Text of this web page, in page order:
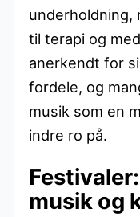
til terapi og
anerkendt for
fordele, og
musik som en
indre ro på.
musik og